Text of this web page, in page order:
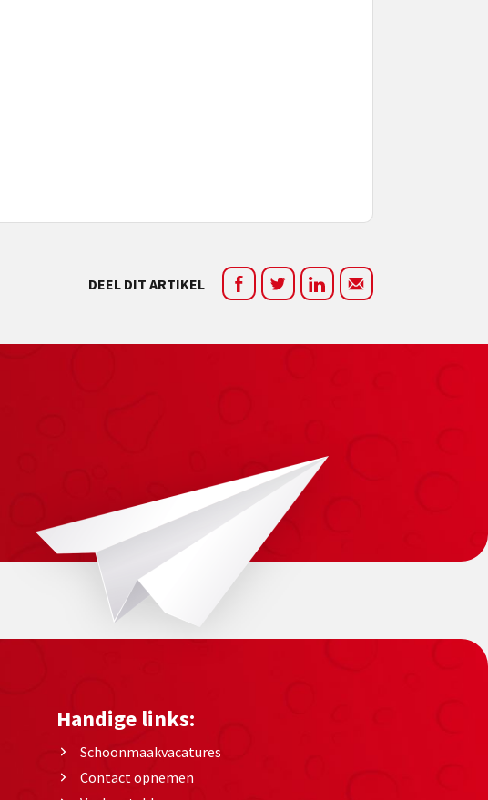
DEEL DIT ARTIKEL
Handige links:
Schoonmaakvacatures
Contact opnemen